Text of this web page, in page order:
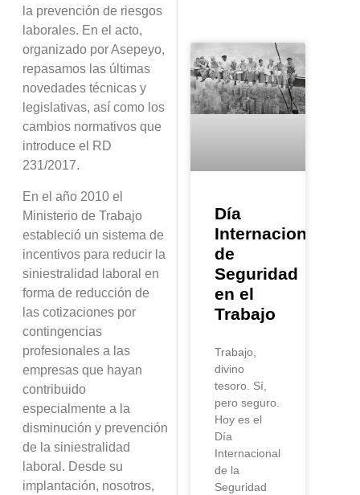
la prevención de riesgos
laborales. En el acto,
organizado por Asepeyo,
repasamos las últimas
novedades técnicas y
legislativas, así como los
cambios normativos que
introduce el RD
231/2017.
En el año 2010 el
Ministerio de Trabajo
estableció un sistema de
incentivos para reducir la
siniestralidad laboral en
forma de reducción de
las cotizaciones por
contingencias
profesionales a las
empresas que hayan
contribuido
especialmente a la
disminución y prevención
de la siniestralidad
laboral. Desde su
implantación, nosotros,
Día
Internacional
de
Seguridad
en el
Trabajo
Trabajo,
divino
tesoro. Sí,
pero seguro.
Hoy es el
Día
Internacional
de la
Seguridad